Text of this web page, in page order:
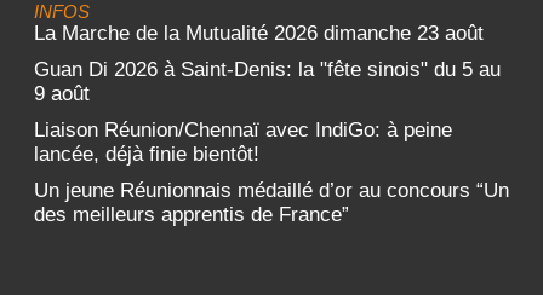
INFOS
La Marche de la Mutualité 2026 dimanche 23 août
Guan Di 2026 à Saint-Denis: la "fête sinois" du 5 au
9 août
Liaison Réunion/Chennaï avec IndiGo: à peine
lancée, déjà finie bientôt!
Un jeune Réunionnais médaillé d’or au concours “Un
des meilleurs apprentis de France”